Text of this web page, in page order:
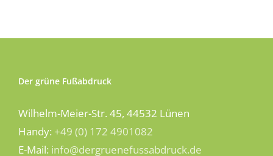
Der grüne Fußabdruck
Wilhelm-Meier-Str. 45, 44532 Lünen
Handy: +49 (0) 172 4901082
E-Mail: info@dergruenefussabdruck.de